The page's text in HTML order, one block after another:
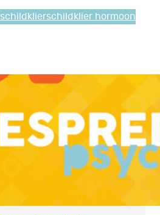
schildklierschildklier hormoon